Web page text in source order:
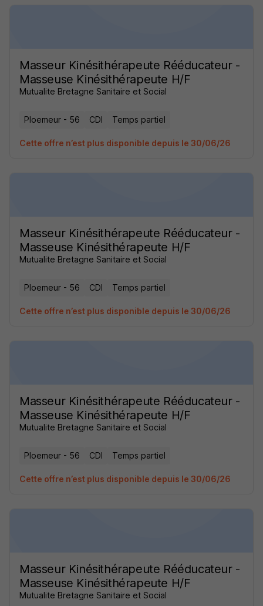
Masseur Kinésithérapeute Rééducateur -
Masseuse Kinésithérapeute H/F
Mutualite Bretagne Sanitaire et Social
Ploemeur - 56 CDI Temps partiel
Cette offre n’est plus disponible depuis le 30/06/26
Masseur Kinésithérapeute Rééducateur -
Masseuse Kinésithérapeute H/F
Mutualite Bretagne Sanitaire et Social
Ploemeur - 56 CDI Temps partiel
Cette offre n’est plus disponible depuis le 30/06/26
Masseur Kinésithérapeute Rééducateur -
Masseuse Kinésithérapeute H/F
Mutualite Bretagne Sanitaire et Social
Ploemeur - 56 CDI Temps partiel
Cette offre n’est plus disponible depuis le 30/06/26
Masseur Kinésithérapeute Rééducateur -
Masseuse Kinésithérapeute H/F
Mutualite Bretagne Sanitaire et Social